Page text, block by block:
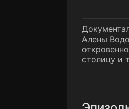
Алены
столицу и